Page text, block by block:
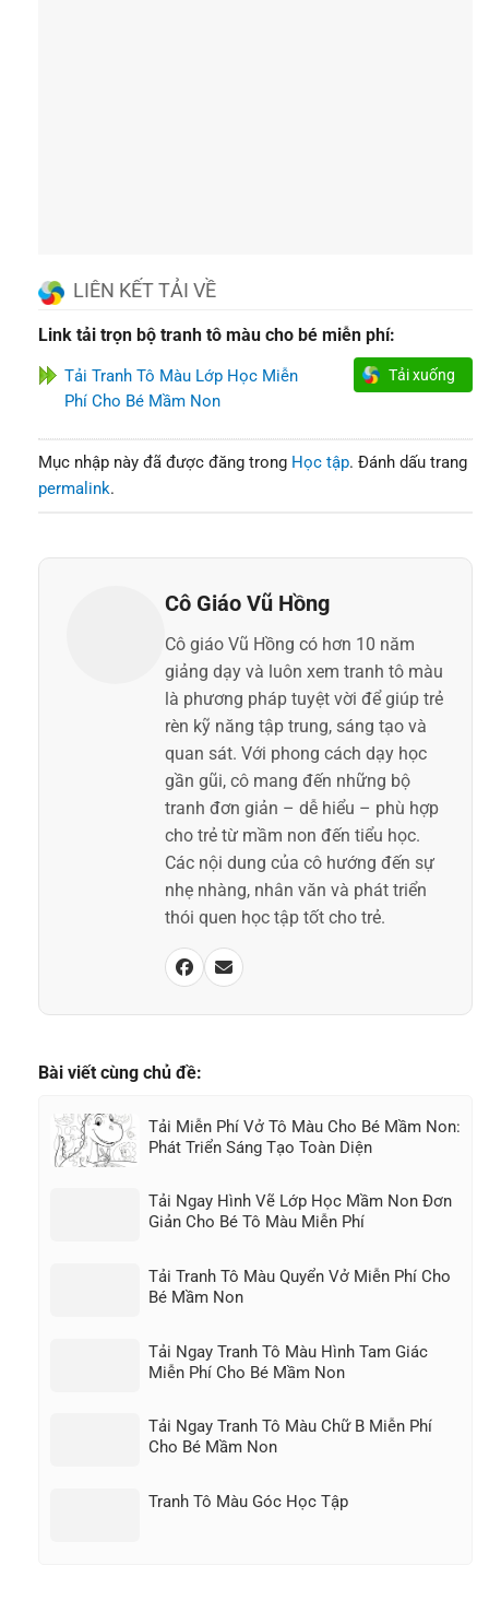
LIÊN KẾT TẢI VỀ
Link tải trọn bộ tranh tô màu cho bé miễn phí:
Tải Tranh Tô Màu Lớp Học Miễn
Phí Cho Bé Mầm Non
Tải xuống
Mục nhập này đã được đăng trong Học tập. Đánh dấu trang
permalink.
Cô Giáo Vũ Hồng
Cô giáo Vũ Hồng có hơn 10 năm
giảng dạy và luôn xem tranh tô màu
là phương pháp tuyệt vời để giúp trẻ
rèn kỹ năng tập trung, sáng tạo và
quan sát. Với phong cách dạy học
gần gũi, cô mang đến những bộ
tranh đơn giản – dễ hiểu – phù hợp
cho trẻ từ mầm non đến tiểu học.
Các nội dung của cô hướng đến sự
nhẹ nhàng, nhân văn và phát triển
thói quen học tập tốt cho trẻ.
Bài viết cùng chủ đề:
Tải Miễn Phí Vở Tô Màu Cho Bé Mầm Non:
Phát Triển Sáng Tạo Toàn Diện
Tải Ngay Hình Vẽ Lớp Học Mầm Non Đơn
Giản Cho Bé Tô Màu Miễn Phí
Tải Tranh Tô Màu Quyển Vở Miễn Phí Cho
Bé Mầm Non
Tải Ngay Tranh Tô Màu Hình Tam Giác
Miễn Phí Cho Bé Mầm Non
Tải Ngay Tranh Tô Màu Chữ B Miễn Phí
Cho Bé Mầm Non
Tranh Tô Màu Góc Học Tập